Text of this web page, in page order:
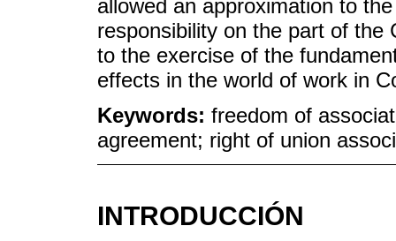
allowed an approximation to
responsibility on the part of the
to the exercise of the
effects in the world of work in
Keywords: freedom of
agreement; right of union
INTRODUCCIÓN